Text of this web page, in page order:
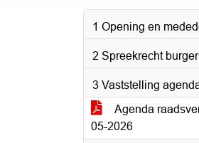
1 Opening en
2 Spreekrecht
3 Vaststelling
Agenda
05-2026